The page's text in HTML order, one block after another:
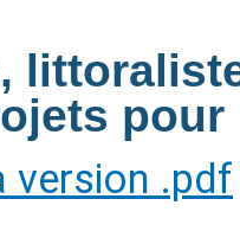
version .pdf